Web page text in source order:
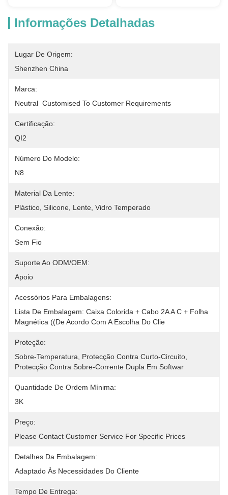
Informações Detalhadas
Lugar De Origem:
Shenzhen China
Marca:
Neutral  Customised To Customer Requirements
Certificação:
QI2
Número Do Modelo:
N8
Material Da Lente:
Plástico, Silicone, Lente, Vidro Temperado
Conexão:
Sem Fio
Suporte Ao ODM/OEM:
Apoio
Acessórios Para Embalagens:
Lista De Embalagem: Caixa Colorida + Cabo 2A A C + Folha
Magnética ((de Acordo Com A Escolha Do Clie
Proteção:
Sobre-Temperatura, Protecção Contra Curto-Circuito,
Protecção Contra Sobre-Corrente Dupla Em Softwar
Quantidade De Ordem Mínima:
3K
Preço:
Please Contact Customer Service For Specific Prices
Detalhes Da Embalagem:
Adaptado Às Necessidades Do Cliente
Tempo De Entrega: